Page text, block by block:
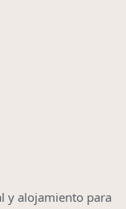
y alojamiento para